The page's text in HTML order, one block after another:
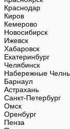
Краснодар
Киров
Кемерово
Новосибирск
Ижевск
Хабаровск
Екатеринбург
Челябинск
Набережные
Барнаул
Астрахань
Санкт-Петербург
Омск
Оренбург
Пенза